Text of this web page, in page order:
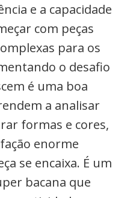
e a capacidade
com peças
para os
o desafio
é uma boa
a analisar
formas e cores,
enorme
se encaixa. É um
bacana que